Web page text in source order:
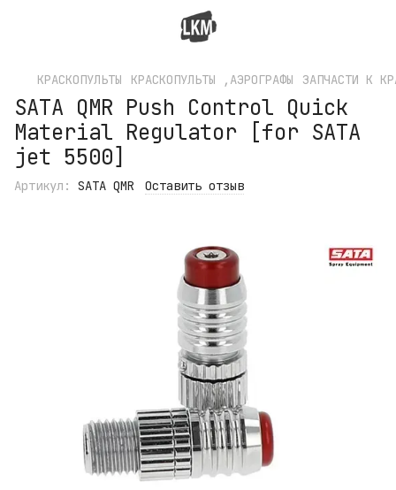
КРАСКОПУЛЬТЫ КРАСКОПУЛЬТЫ ,АЭРОГРАФЫ ЗАПЧАСТИ К
SATA QMR Push Control Quick
Material Regulator [for SATA
jet 5500]
Артикул: SATA QMR Оставить отзыв